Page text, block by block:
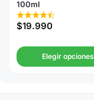
100ml
$19.990
Elegir opciones